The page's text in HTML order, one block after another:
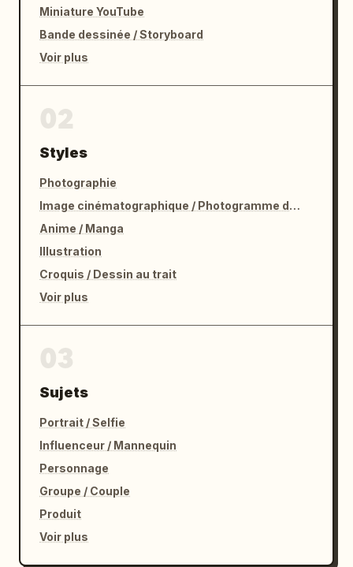
Miniature YouTube
Bande dessinée / Storyboard
Voir plus
Styles
Photographie
Image cinématographique / Photogramme de film
Anime / Manga
Illustration
Croquis / Dessin au trait
Voir plus
Sujets
Portrait / Selfie
Influenceur / Mannequin
Personnage
Groupe / Couple
Produit
Voir plus